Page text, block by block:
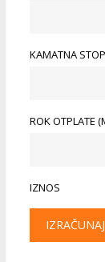
KAMATNA
ROK OTPLATE
IZNOS
IZRAČUNAJ